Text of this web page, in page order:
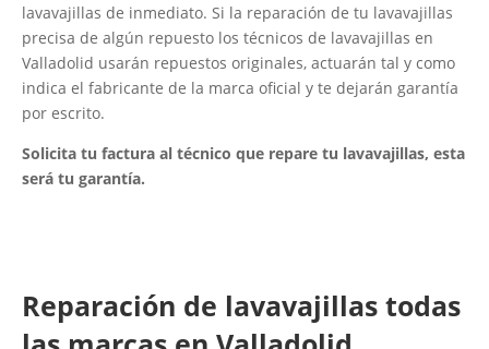
lavavajillas de inmediato. Si la reparación de tu lavavajillas
precisa de algún repuesto los técnicos de lavavajillas en
Valladolid usarán repuestos originales, actuarán tal y como
indica el fabricante de la marca oficial y te dejarán garantía
por escrito.
Solicita tu factura al técnico que repare tu lavavajillas, esta
será tu garantía.
Reparación de lavavajillas todas